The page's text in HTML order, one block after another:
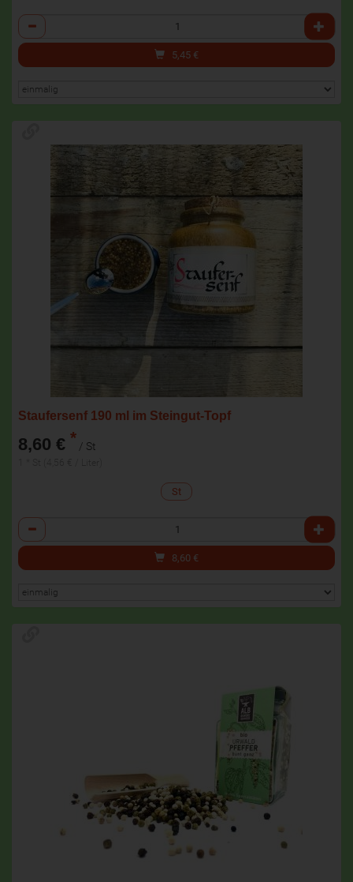
Anzahl
5,45 €
Staufersenf 190 ml im Steingut-Topf
8,60 € * / St
St
Anzahl
8,60 €